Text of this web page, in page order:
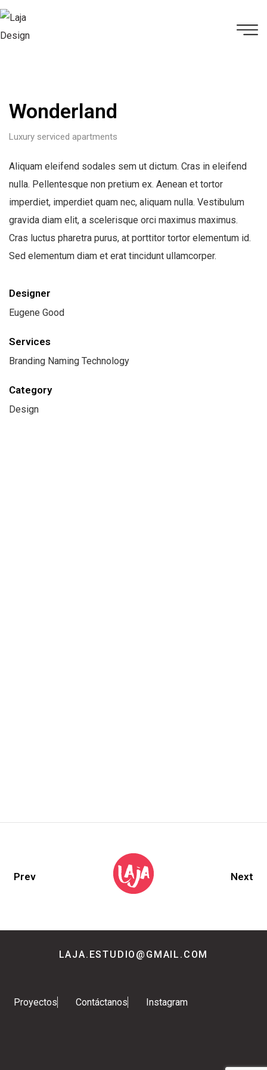
Wonderland
Luxury serviced apartments
Aliquam eleifend sodales sem ut dictum. Cras in eleifend
nulla. Pellentesque non pretium ex. Aenean et tortor
imperdiet, imperdiet quam nec, aliquam nulla. Vestibulum
gravida diam elit, a scelerisque orci maximus maximus.
Cras luctus pharetra purus, at porttitor tortor elementum id.
Sed elementum diam et erat tincidunt ullamcorper.
Designer
Eugene Good
Services
Branding Naming Technology
Category
Design
Prev Next
LAJA.ESTUDIO@GMAIL.COM
Proyectos Contáctanos Instagram